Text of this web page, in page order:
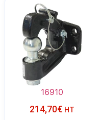
16910
214,70€ HT